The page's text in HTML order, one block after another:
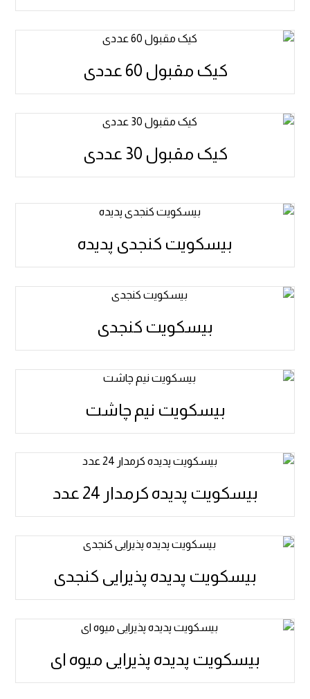
کیک مقبول 60 عددی
کیک مقبول 30 عددی
بیسکویت کنجدی پدیده
بیسکویت کنجدی
بیسکویت نیم چاشت
بیسکویت پدیده کرمدار 24 عدد
بیسکویت پدیده پذیرایی کنجدی
بیسکویت پدیده پذیرایی میوه ای